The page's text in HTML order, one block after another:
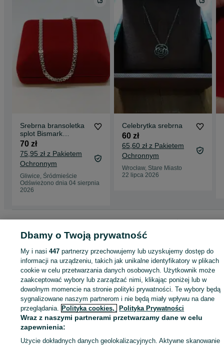
Srebrna bransoletka
splot Bismark
dł.18cm, srebro próby
925
70 zł
75,95 zł z Pakietem
Ochronnym
Gliwice, Śródmieście
Odświeżono dnia 04 sierpnia
2026
Celebrytka srebrna
60 zł
65,60 zł z Pakietem
Ochronnym
Wrocław, Stare Miasto
22 lipca 2026
Bransoletki - Gliwice
Bransoletki - Śródmieście
KATEGORIA
1066011170
Kup
Dbamy o Twoją prywatność
My i nasi447 partnerzy przechowujemy lub uzyskujemy dostęp do
informacji na urządzeniu, takich jak unikalne identyfikatory w plikach
cookie w celu przetwarzania danych osobowych. Użytkownik może
zaakceptować wybory lub zarządzać nimi, klikając poniżej lub w
dowolnym momencie na stronie polityki prywatności. Te wybory będą
sygnalizowane naszym partnerom i nie będą miały wpływu na dane
przeglądania. Polityka cookies, Polityka Prywatności
Wraz z naszymi partnerami przetwarzamy dane w celu
zapewnienia:
Użycie dokładnych danych geolokalizacyjnych. Aktywne skanowanie